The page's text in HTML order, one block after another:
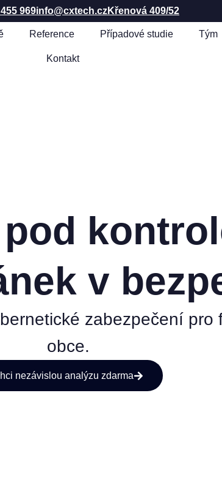
969info@cxtech.czKřenová 409/52
Reference Případové studie Tým
Kontakt
pod
v
zabezpečení pro
obce.
nezávislou analýzu zdarma